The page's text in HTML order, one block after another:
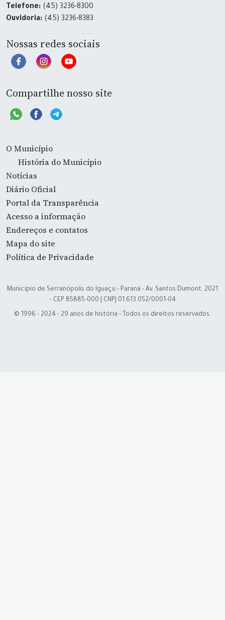
Telefone: (45) 3236-8300
Ouvidoria: (45) 3236-8383
Nossas redes sociais
Compartilhe nosso site
O Município
História do Município
Notícias
Diário Oficial
Portal da Transparência
Acesso a informação
Endereços e contatos
Mapa do site
Política de Privacidade
Município de Serranópolis do Iguaçu - Paraná - Av. Santos Dumont, 2021
- CEP 85885-000 | CNPJ 01.613.052/0001-04
© 1996 - 2024 - 29 anos de história - Todos os direitos reservados.